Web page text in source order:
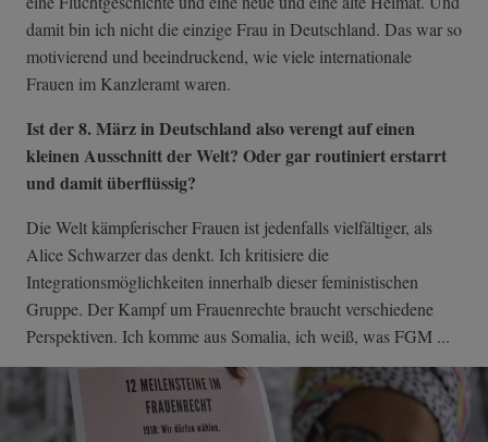
damit bin ich nicht die einzige Frau in Deutschland. Das war so
motivierend und beeindruckend, wie viele internationale
Frauen im Kanzleramt waren.
Ist der 8. März in Deutschland also verengt auf einen
kleinen Ausschnitt der Welt? Oder gar routiniert erstarrt
und damit überflüssig?
Die Welt kämpferischer Frauen ist jedenfalls vielfältiger, als
Alice Schwarzer das denkt. Ich kritisiere die
Integrationsmöglichkeiten innerhalb dieser feministischen
Gruppe. Der Kampf um Frauenrechte braucht verschiedene
Perspektiven. Ich komme aus Somalia, ich weiß, was FGM ...